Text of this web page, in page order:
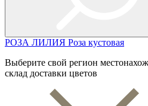
РОЗА ЛИЛИЯ Роза кустовая
Выберите свой регион
склад доставки цветов